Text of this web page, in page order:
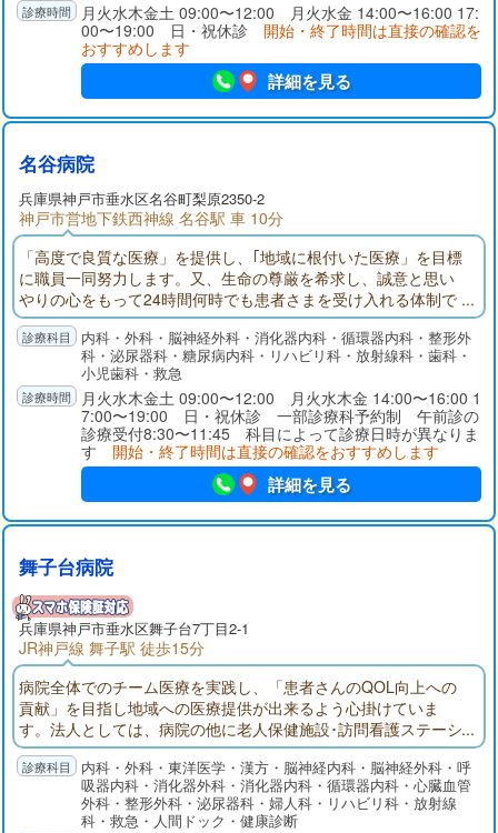
月火水木金土 09:00〜12:00 月火水金 14:00〜16:00 17:
00〜19:00 日・祝休診 開始・終了時間は直接の確認を
おすすめします
詳細を見る
名谷病院
兵庫県神戸市垂水区名谷町梨原2350-2
神戸市営地下鉄西神線 名谷駅 車 10分
「高度で良質な医療」を提供し、｢地域に根付いた医療」を目標
に職員一同努力します。又、生命の尊厳を希求し、誠意と思い
やりの心をもって24時間何時でも患者さまを受け入れる体制で
医療に取り組みます。また、地域包括ケアシステムの推進によ
り、可能な限り住み慣れた地域で自分らしい生活を最後まで続
けることが出来るように支援やサービスを提供したいと思って
おります。
内科・外科・脳神経外科・消化器内科・循環器内科・整形外
科・泌尿器科・糖尿病内科・リハビリ科・放射線科・歯科・
小児歯科・救急
月火水木金土 09:00〜12:00 月火水木金 14:00〜16:00 1
7:00〜19:00 日・祝休診 一部診療科予約制 午前診の
診療受付8:30〜11:45 科目によって診療日時が異なりま
す 開始・終了時間は直接の確認をおすすめします
詳細を見る
舞子台病院
兵庫県神戸市垂水区舞子台7丁目2-1
JR神戸線 舞子駅 徒歩15分
病院全体でのチーム医療を実践し、「患者さんのQOL向上への
貢献」を目指し地域への医療提供が出来るよう心掛けていま
す。法人としては、病院の他に老人保健施設･訪問看護ステーシ
ョン･居宅支援事業を運営し、検診・急性期医療から慢性期・リ
ハビリテーションさらには老健・在宅療養まで切れ目のないサ
ービスを提供出来るように努めています。
内科・外科・東洋医学・漢方・脳神経内科・脳神経外科・呼
吸器内科・消化器外科・消化器内科・循環器内科・心臓血管
外科・整形外科・泌尿器科・婦人科・リハビリ科・放射線
科・救急・人間ドック・健康診断